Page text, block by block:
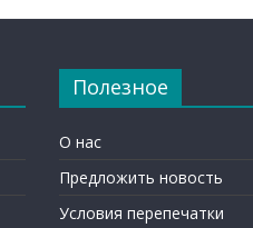
Полезное
О нас
Предложить новость
Условия перепечатки